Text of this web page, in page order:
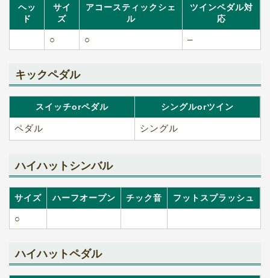
ヘッ
ド
サイ
ズ
アコースティックシェ
ル
ツインペダル対
応
○ ○ –
キックペダル
スイッチorペダル シングルorツイン
ペダル シングル
ハイハットシンバル
サイズ ハーフオープン チック音 フットスプラッシュ
○
ハイハットペダル